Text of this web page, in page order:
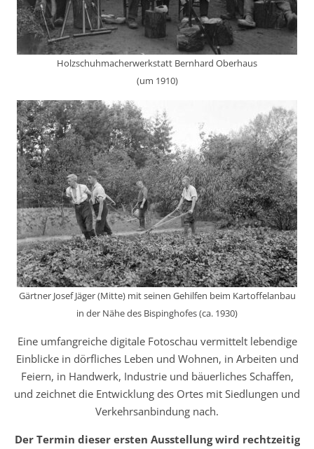
Holzschuhmacherwerkstatt Bernhard Oberhaus
(um 1910)
Gärtner Josef Jäger (Mitte) mit seinen Gehilfen beim Kartoffelanbau
in der Nähe des Bispinghofes (ca. 1930)
Eine umfangreiche digitale Fotoschau vermittelt lebendige
Einblicke in dörfliches Leben und Wohnen, in Arbeiten und
Feiern, in Handwerk, Industrie und bäuerliches Schaffen,
und zeichnet die Entwicklung des Ortes mit Siedlungen und
Verkehrsanbindung nach.
Der Termin dieser ersten Ausstellung wird rechtzeitig